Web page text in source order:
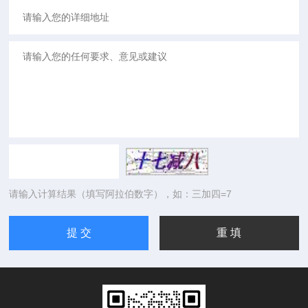
请输入计算结果（填写阿拉伯数字），如：三加四=7